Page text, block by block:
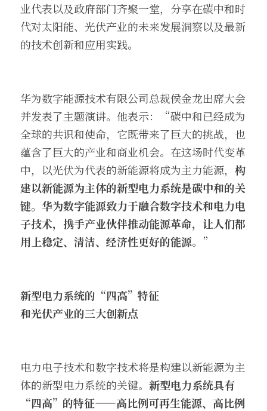
业代表以及政府部门齐聚一堂，分享在碳中和时
代对太阳能、光伏产业的未来发展洞察以及最新
的技术创新和应用实践。
华为数字能源技术有限公司总裁侯金龙出席大会
并发表了主题演讲。他表示：“碳中和已经成为
全球的共识和使命，它既带来了巨大的挑战，也
蕴含了巨大的产业和商业机会。在这场时代变革
中，以光伏为代表的新能源将成为主力能源， 构
建以新能源为主体的新型电力系统是碳中和的关
键。华为数字能源致力于融合数字技术和电力电
子技术，携手产业伙伴推动能源革命，让人们都
用上稳定、清洁、经济性更好的能源。”
新型电力系统的 “四高”特征
和光伏产业的三大创新点
电力电子技术和数字技术将是构建以新能源为主
体的新型电力系统的关键。 新型电力系统具有
“四高”的特征——高比例可再生能源、高比例